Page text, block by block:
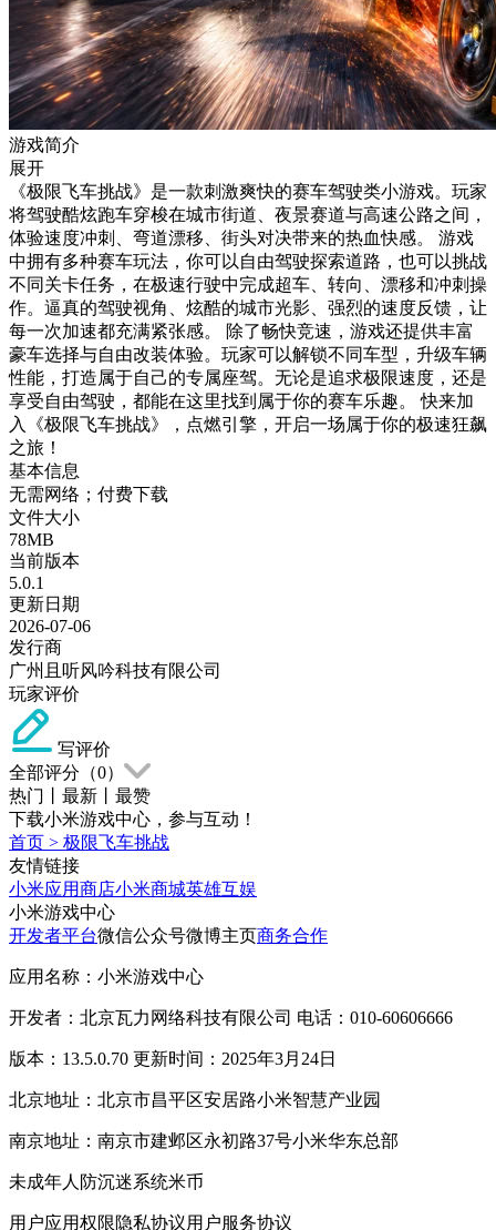
游戏简介
展开
《极限飞车挑战》是一款刺激爽快的赛车驾驶类小游戏。玩家
将驾驶酷炫跑车穿梭在城市街道、夜景赛道与高速公路之间，
体验速度冲刺、弯道漂移、街头对决带来的热血快感。 游戏
中拥有多种赛车玩法，你可以自由驾驶探索道路，也可以挑战
不同关卡任务，在极速行驶中完成超车、转向、漂移和冲刺操
作。逼真的驾驶视角、炫酷的城市光影、强烈的速度反馈，让
每一次加速都充满紧张感。 除了畅快竞速，游戏还提供丰富
豪车选择与自由改装体验。玩家可以解锁不同车型，升级车辆
性能，打造属于自己的专属座驾。无论是追求极限速度，还是
享受自由驾驶，都能在这里找到属于你的赛车乐趣。 快来加
入《极限飞车挑战》，点燃引擎，开启一场属于你的极速狂飙
之旅！
基本信息
无需网络；付费下载
文件大小
78MB
当前版本
5.0.1
更新日期
2026-07-06
发行商
广州且听风吟科技有限公司
玩家评价
写评价
全部评分（0）
热门
最新
最赞
下载小米游戏中心，参与互动！
首页 > 极限飞车挑战
友情链接
小米应用商店小米商城英雄互娱
小米游戏中心
开发者平台微信公众号微博主页商务合作
应用名称：小米游戏中心
开发者：北京瓦力网络科技有限公司 电话：010-60606666
版本：13.5.0.70 更新时间：2025年3月24日
北京地址：北京市昌平区安居路小米智慧产业园
南京地址：南京市建邺区永初路37号小米华东总部
未成年人防沉迷系统米币
用户应用权限隐私协议用户服务协议